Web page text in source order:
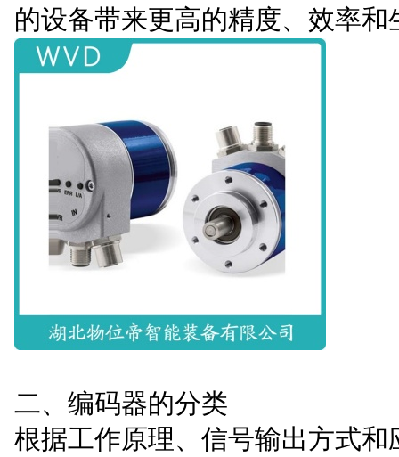
的设备带来更高的精度、效率和
二、编码器的分类
根据工作原理、信号输出方式和